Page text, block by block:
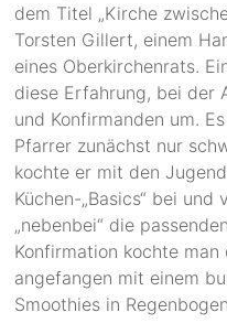
dem Titel „Kirche
Torsten Gillert, einem
eines Oberkirchenrats.
diese Erfahrung, bei der
und Konfirmanden um.
Pfarrer zunächst nur
kochte er mit den
Küchen-„Basics“ bei
„nebenbei“ die
Konfirmation kochte man
angefangen mit einem
Smoothies in